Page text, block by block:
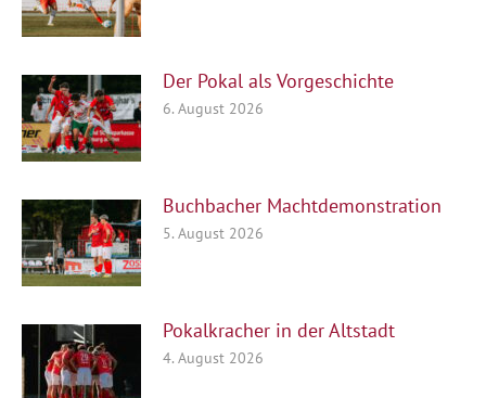
Der Pokal als Vorgeschichte
6. August 2026
Buchbacher Machtdemonstration
5. August 2026
Pokalkracher in der Altstadt
4. August 2026